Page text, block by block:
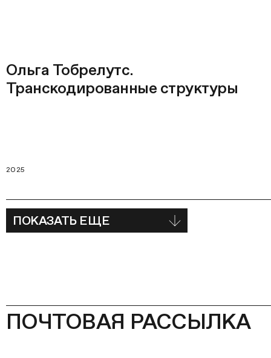
Ольга Тобрелутс.
Транскодированные структуры
2025
ПОКАЗАТЬ ЕЩЕ
ПОЧТОВАЯ РАССЫЛКА